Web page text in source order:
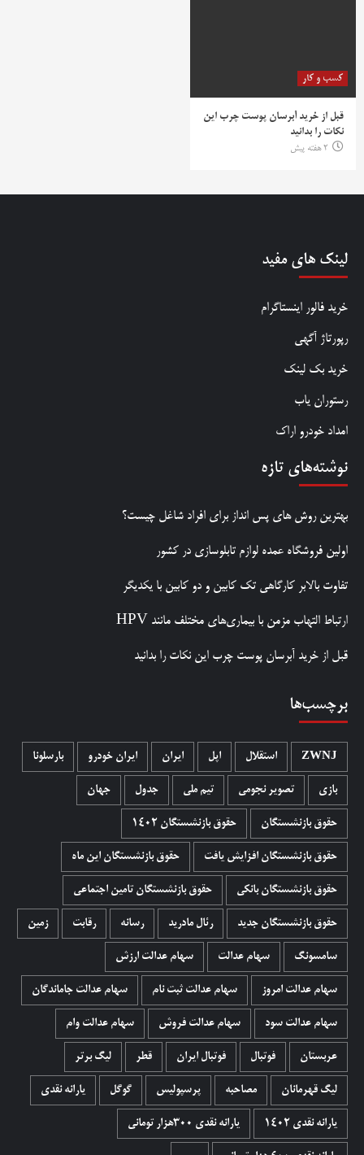
کسب و کار
قبل از خرید آبرسان پوست چرب این
نکات را بدانید
2 هفته پیش
لینک های مفید
خرید فالور اینستاگرام
رپورتاژ آگهی
خرید بک لینک
رستوران یاب
امداد خودرو اراک
نوشته‌های تازه
بهترین روش‌ های پس‌ انداز برای افراد شاغل چیست؟
اولین فروشگاه عمده لوازم تابلوسازی در کشور
تفاوت بالابر کارگاهی تک کابین و دو کابین با یکدیگر
ارتباط التهاب مزمن با بیماری‌های مختلف مانند HPV
قبل از خرید آبرسان پوست چرب این نکات را بدانید
برچسب‌ها
ZWNJ استقلال اپل ایران ایران خودرو بارسلونا
بازی تصویر نجومی تیم ملی جدول جهان
حقوق بازنشستگان حقوق بازنشستگان 1402
حقوق بازنشستگان افزایش یافت حقوق بازنشستگان این ماه
حقوق بازنشستگان بانکی حقوق بازنشستگان تامین اجتماعی
حقوق بازنشستگان جدید رئال مادرید رسانه رقابت زمین
سامسونگ سهام عدالت سهام عدالت ارزش
سهام عدالت امروز سهام عدالت ثبت نام سهام عدالت جاماندگان
سهام عدالت سود سهام عدالت فروش سهام عدالت وام
عربستان فوتبال فوتبال ایران قطر لیگ برتر
لیگ قهرمانان مصاحبه پرسپولیس گوگل یارانه نقدی
یارانه نقدی 1402 یارانه نقدی ۳۰۰هزار تومانی